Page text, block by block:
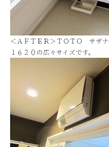
＜ＡＦＴＥＲ＞ＴＯＴＯ サザナ
１６２０の広々サイズです。